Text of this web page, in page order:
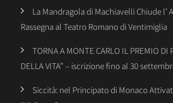
La Mandragola di Machiavelli Chiude l’
Rassegna al Teatro Romano di Ventimiglia
TORNA A MONTE CARLO IL PREMIO DI
DELLA VITA” – iscrizione fino al 30
Siccità: nel Principato di Monaco